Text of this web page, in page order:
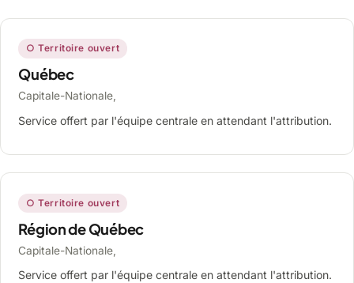
○ Territoire ouvert
Québec
Capitale-Nationale,
Service offert par l'équipe centrale en attendant l'attribution.
○ Territoire ouvert
Région de Québec
Capitale-Nationale,
Service offert par l'équipe centrale en attendant l'attribution.